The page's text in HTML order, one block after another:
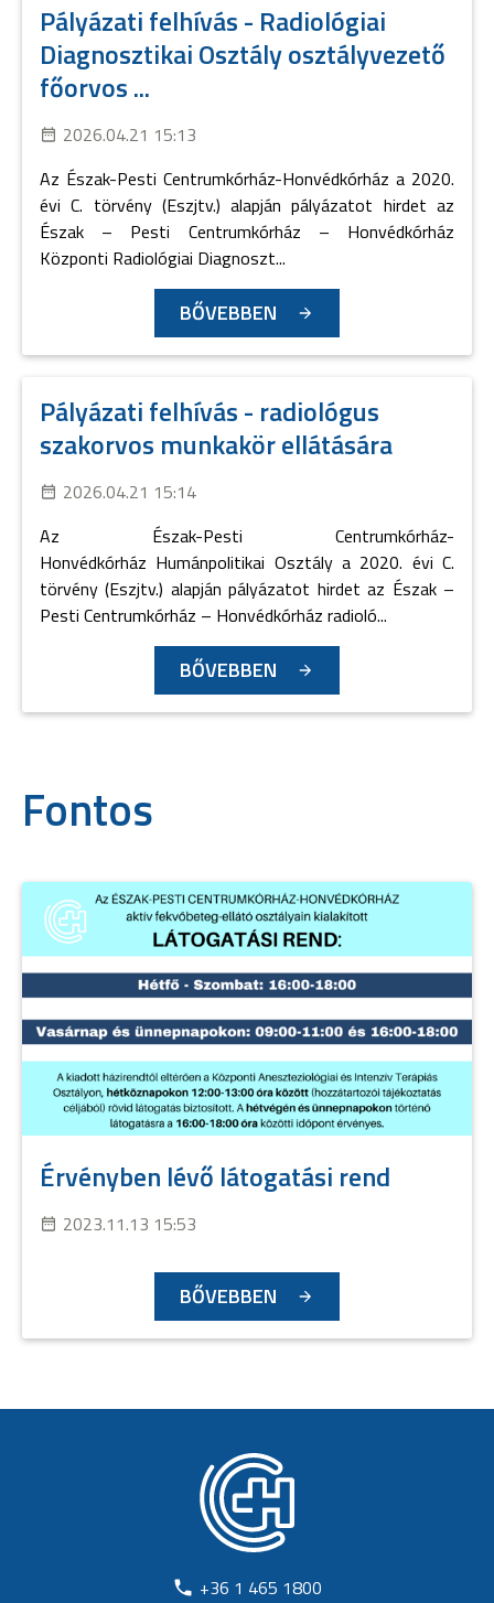
Pályázati felhívás - Radiológiai
Diagnosztikai Osztály osztályvezető
főorvos ...
2026.04.21 15:13
Az Észak-Pesti Centrumkórház-Honvédkórház a 2020.
évi C. törvény (Eszjtv.) alapján pályázatot hirdet az
Észak – Pesti Centrumkórház – Honvédkórház
Központi Radiológiai Diagnoszt...
BŐVEBBEN
Pályázati felhívás - radiológus
szakorvos munkakör ellátására
2026.04.21 15:14
Az Észak-Pesti Centrumkórház-
Honvédkórház Humánpolitikai Osztály a 2020. évi C.
törvény (Eszjtv.) alapján pályázatot hirdet az Észak –
Pesti Centrumkórház – Honvédkórház radioló...
BŐVEBBEN
Fontos
Érvényben lévő látogatási rend
2023.11.13 15:53
BŐVEBBEN
+36 1 465 1800